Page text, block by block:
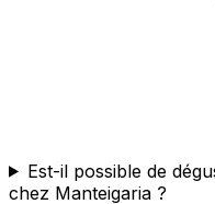
Est-il possible de
chez Manteigaria ?